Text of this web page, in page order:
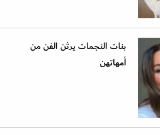
بنات النجمات يرثن الفن من
أمهاتهن